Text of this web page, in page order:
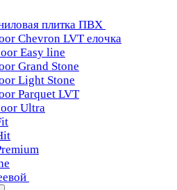
плитка ПВХ
Chevron LVT елочка
Easy line
Grand Stone
Light Stone
Parquet LVT
Ultra